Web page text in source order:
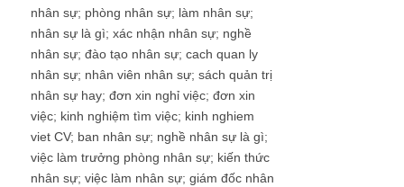
nhân sự; phòng nhân sự; làm nhân sự;
nhân sự là gì; xác nhận nhân sự; nghề
nhân sự; đào tạo nhân sự; cach quan ly
nhân sự; nhân viên nhân sự; sách quản trị
nhân sự hay; đơn xin nghỉ việc; đơn xin
việc; kinh nghiệm tìm việc; kinh nghiem
viet CV; ban nhân sự; nghề nhân sự là gì;
việc làm trưởng phòng nhân sự; kiến thức
nhân sự; việc làm nhân sự; giám đốc nhân